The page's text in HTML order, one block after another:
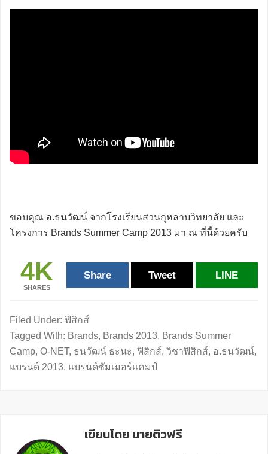
ขอบคุณ อ.ธนวัฒน์ จากโรงเรียนสวนกุหลาบวิทยาลัย และ
โครงการ Brands Summer Camp 2013 มา ณ ที่นี้ด้วยครับ
4K
SHARES
Share Tweet LINE
Filed Under: ฟิสิกส์
Tagged With: Brands, Brands 2013, Brands Summer
Camp, O-NET, ธนวัฒน์ ธะนะ, ฟิสิกส์, วิชาฟิสิกส์, อ.ธนวัฒน์,
แบรนด์ 2013, แบรนด์ซัมเมอร์แคมป์
เขียนโดย นายติวฟรี